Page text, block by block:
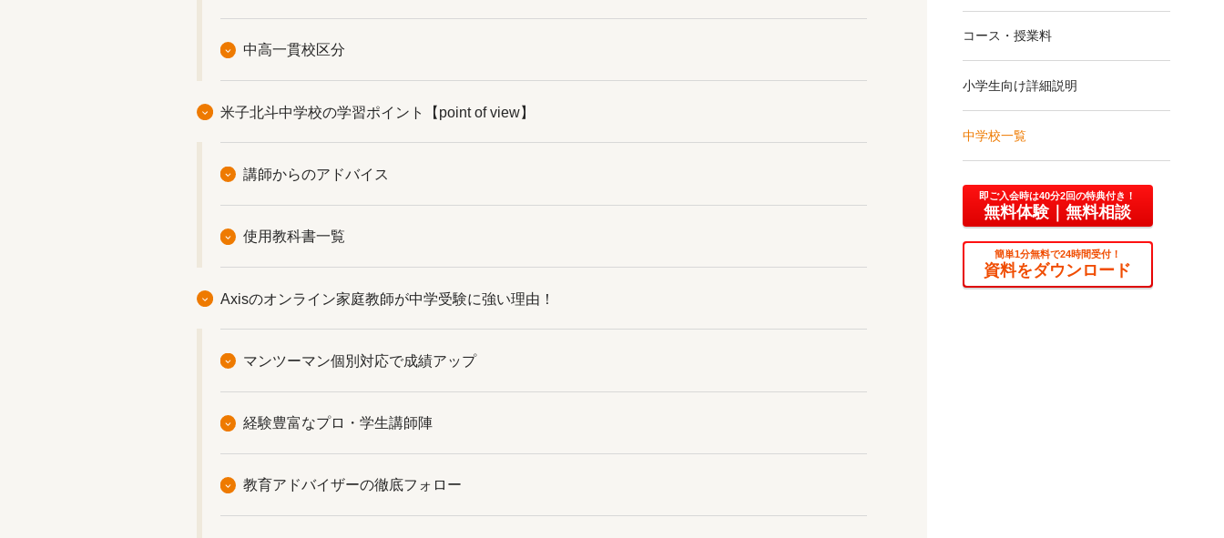
中高一貫校区分
米子北斗中学校の学習ポイント【point of view】
講師からのアドバイス
使用教科書一覧
Axisのオンライン家庭教師が中学受験に強い理由！
マンツーマン個別対応で成績アップ
経験豊富なプロ・学生講師陣
教育アドバイザーの徹底フォロー
コース・授業料
小学生向け詳細説明
中学校一覧
即ご入会時は40分2回の特典付き！
無料体験 ｜無料相談
簡単1分無料で24時間受付！
資料をダウンロード